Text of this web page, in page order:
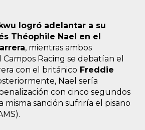
logró adelantar a su
Théophile Nael en el
, mientras ambos
Racing se debatían el
con el británico Freddie
Nael sería
con cinco segundos
misma sanción sufriría el pisano